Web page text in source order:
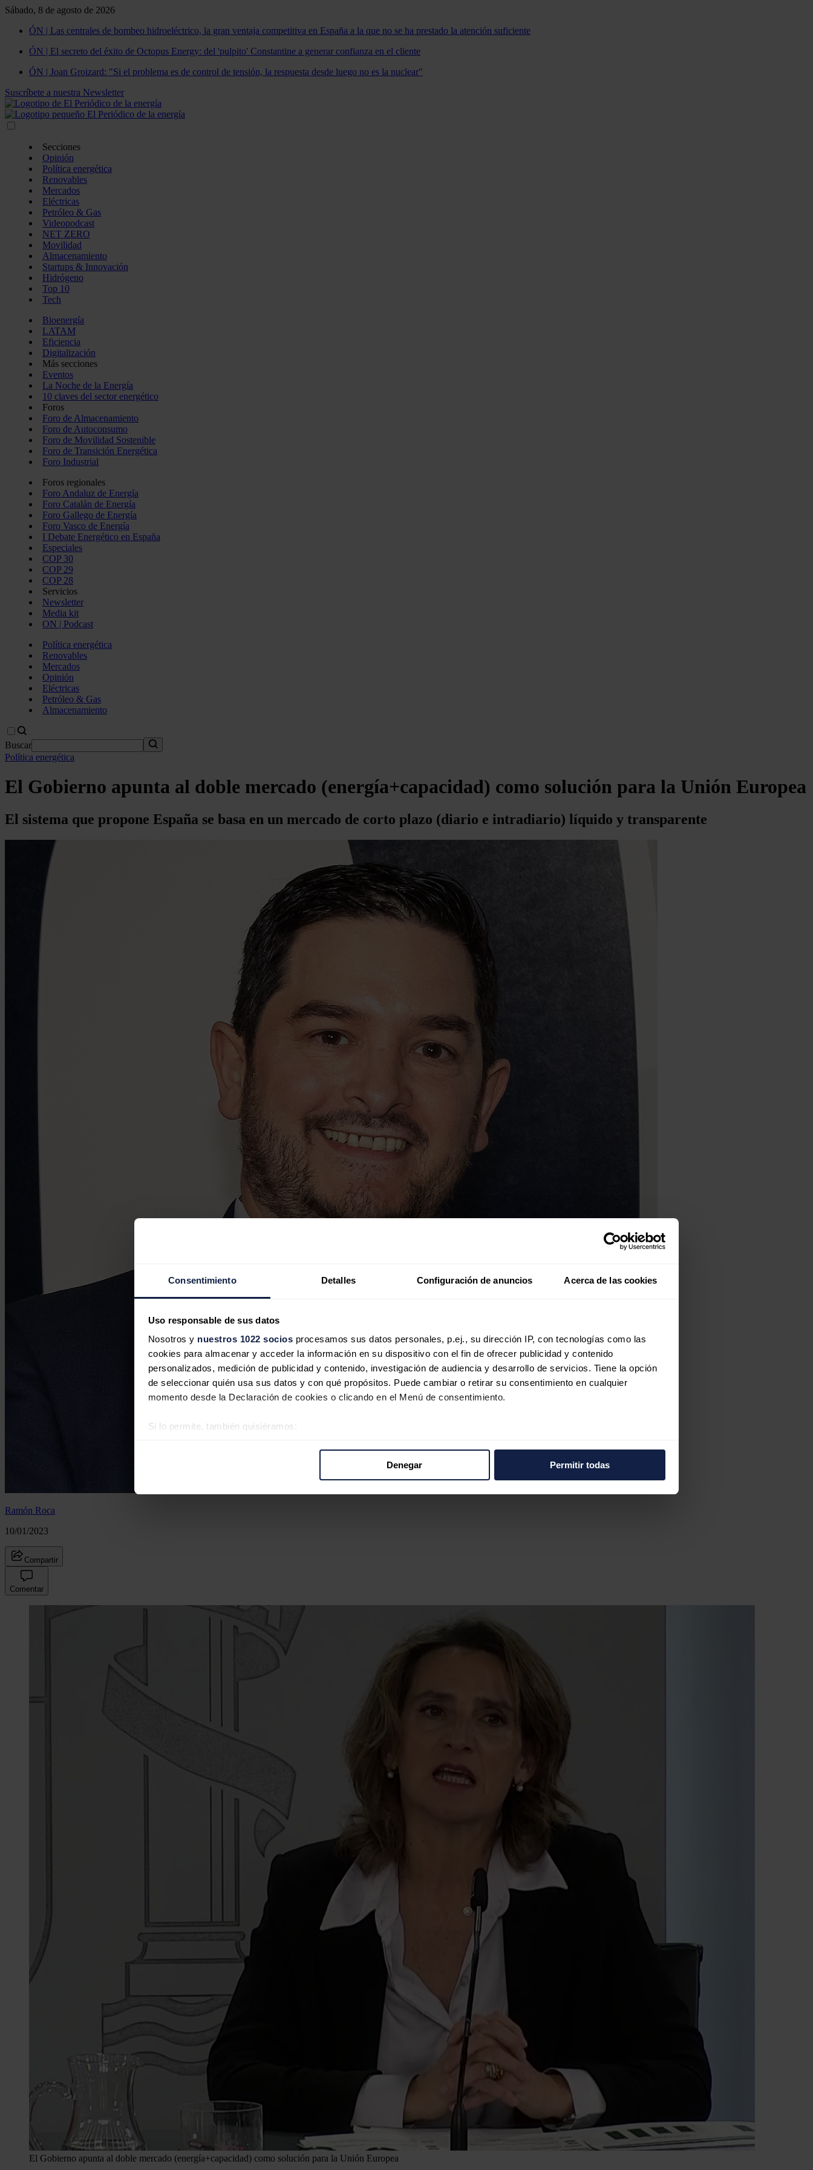
Consentimiento Detalles Configuración de anuncios Acerca de las cookies
Uso responsable de sus datos
Nosotros y nuestros 1022 socios procesamos sus datos personales, p.ej., su dirección IP, con tecnologías como las
cookies para almacenar y acceder la información en su dispositivo con el fin de ofrecer publicidad y contenido
personalizados, medición de publicidad y contenido, investigación de audiencia y desarrollo de servicios. Tiene la opción
de seleccionar quién usa sus datos y con qué propósitos. Puede cambiar o retirar su consentimiento en cualquier
momento desde la Declaración de cookies o clicando en el Menú de consentimiento.
Si lo permite, también quisiéramos:
Denegar Permitir todas
Sábado, 8 de agosto de 2026
ÓN | Las centrales de bombeo hidroeléctrico, la gran ventaja competitiva en España a la que no se ha prestado la atención suficiente
ÓN | El secreto del éxito de Octopus Energy: del 'pulpito' Constantine a generar confianza en el cliente
ÓN | Joan Groizard: "Si el problema es de control de tensión, la respuesta desde luego no es la nuclear"
Suscríbete a nuestra Newsletter
Secciones
Opinión
Política energética
Renovables
Mercados
Eléctricas
Petróleo & Gas
Videopodcast
NET ZERO
Movilidad
Almacenamiento
Startups & Innovación
Hidrógeno
Top 10
Tech
Bioenergía
LATAM
Eficiencia
Digitalización
Más secciones
Eventos
La Noche de la Energía
10 claves del sector energético
Foros
Foro de Almacenamiento
Foro de Autoconsumo
Foro de Movilidad Sostenible
Foro de Transición Energética
Foro Industrial
Foros regionales
Foro Andaluz de Energía
Foro Catalán de Energía
Foro Gallego de Energía
Foro Vasco de Energía
I Debate Energético en España
Especiales
COP 30
COP 29
COP 28
Servicios
Newsletter
Media kit
ON | Podcast
Política energética
Renovables
Mercados
Opinión
Eléctricas
Petróleo & Gas
Almacenamiento
Buscar
Política energética
El Gobierno apunta al doble mercado (energía+capacidad) como solución para la Unión Europea
El sistema que propone España se basa en un mercado de corto plazo (diario e intradiario) líquido y transparente
Ramón Roca
10/01/2023
Compartir
Comentar
El Gobierno apunta al doble mercado (energía+capacidad) como solución para la Unión Europea